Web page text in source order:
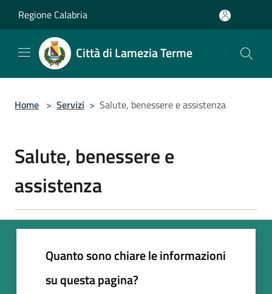
Regione Calabria
Città di Lamezia Terme
Home > Servizi > Salute, benessere e assistenza
Salute, benessere e
assistenza
Quanto sono chiare le informazioni
su questa pagina?